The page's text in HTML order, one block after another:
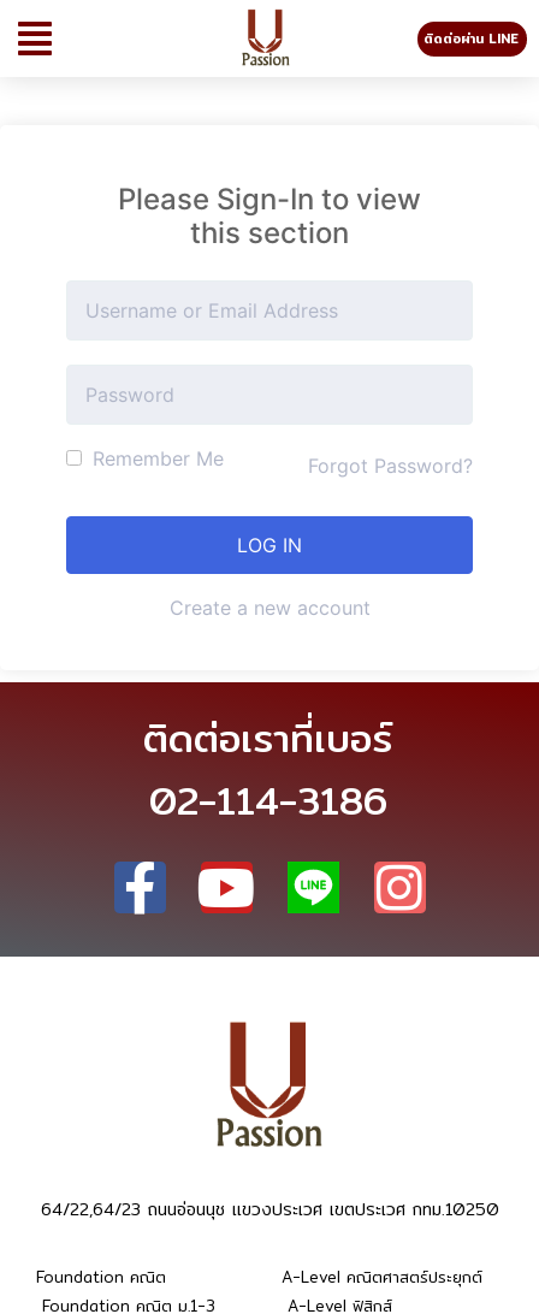
ติดต่อผ่าน LINE
Please Sign-In to view
this section
Remember Me Forgot Password?
Create a new account
ติดต่อเราที่เบอร์
02-114-3186
64/22,64/23 ถนนอ่อนนุช แขวงประเวศ เขตประเวศ กทม.10250
Foundation คณิต
Foundation คณิต ม.1-3
A-Level คณิตศาสตร์ประยุกต์
A-Level ฟิสิกส์